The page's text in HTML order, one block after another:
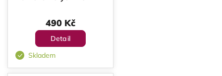
490 Kč
Detail
Skladem